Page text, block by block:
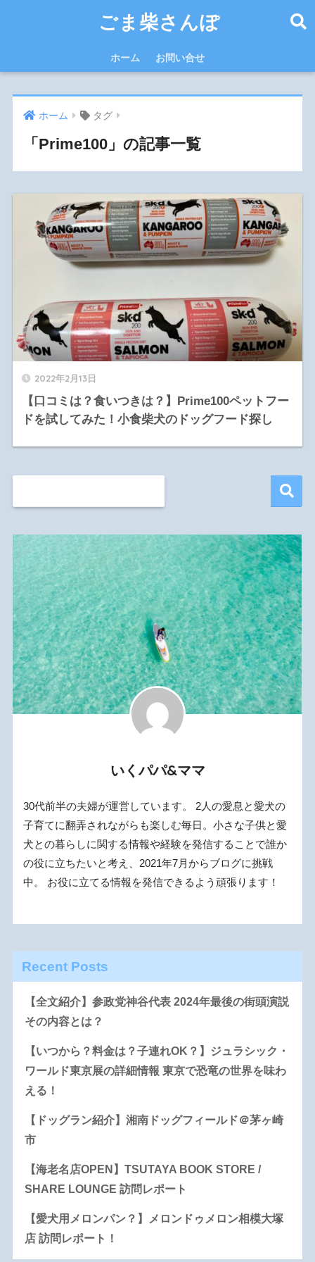
ごま柴さんぽ
ホーム お問い合せ
ホーム タグ
「Prime100」の記事一覧
2022年2月13日
【口コミは？食いつきは？】Prime100ペットフー
ドを試してみた！小食柴犬のドッグフード探し
いくパパ&ママ
30代前半の夫婦が運営しています。 2人の愛息と愛犬の
子育てに翻弄されながらも楽しむ毎日。小さな子供と愛
犬との暮らしに関する情報や経験を発信することで誰か
の役に立ちたいと考え、2021年7月からブログに挑戦
中。 お役に立てる情報を発信できるよう頑張ります！
Recent Posts
【全文紹介】参政党神谷代表 2024年最後の街頭演説
その内容とは？
【いつから？料金は？子連れOK？】ジュラシック・
ワールド東京展の詳細情報 東京で恐竜の世界を味わ
える！
【ドッグラン紹介】湘南ドッグフィールド＠茅ヶ崎
市
【海老名店OPEN】TSUTAYA BOOK STORE /
SHARE LOUNGE 訪問レポート
【愛犬用メロンパン？】メロンドゥメロン相模大塚
店 訪問レポート！